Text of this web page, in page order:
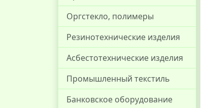
Оргстекло, полимеры
Резинотехнические изделия
Асбестотехнические изделия
Промышленный текстиль
Банковское оборудование